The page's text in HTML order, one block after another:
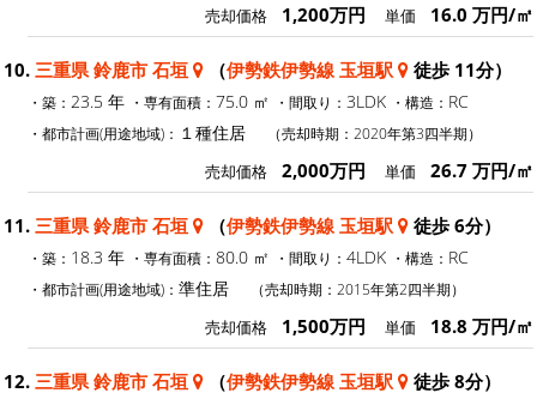
売却価格 1,200万円 単価 16.0 万円/㎡
10. 三重県 鈴鹿市 石垣 （伊勢鉄伊勢線 玉垣駅 徒歩 11分）
・築： 23.5 年 ・専有面積： 75.0 ㎡ ・間取り： 3LDK ・構造： RC
・都市計画(用途地域)： １種住居 （売却時期：2020年第3四半期）
売却価格 2,000万円 単価 26.7 万円/㎡
11. 三重県 鈴鹿市 石垣 （伊勢鉄伊勢線 玉垣駅 徒歩 6分）
・築： 18.3 年 ・専有面積： 80.0 ㎡ ・間取り： 4LDK ・構造： RC
・都市計画(用途地域)： 準住居 （売却時期：2015年第2四半期）
売却価格 1,500万円 単価 18.8 万円/㎡
12. 三重県 鈴鹿市 石垣 （伊勢鉄伊勢線 玉垣駅 徒歩 8分）